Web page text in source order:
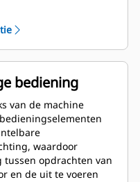
enkele seconden van
worden gewisseld
werk met minder
en machines
bediening
van de machine
waardoor
tussen opdrachten van
en de uit te voeren